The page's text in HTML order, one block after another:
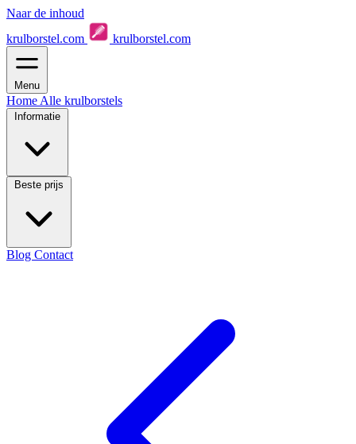
Naar de inhoud
krulborstel.com
krulborstel.com
Menu
Home Alle krulborstels
Informatie
Beste prijs
Blog Contact